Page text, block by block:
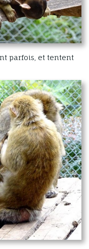
parfois, et tentent